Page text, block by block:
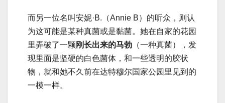
而另一位名叫安妮·B.（Annie B）的听众，则认
为这可能是某种真菌或是黏菌。她在自家的花园
里弄破了一颗刚长出来的马勃 （一种真菌），发
现里面是坚硬的白色菌体，和一些透明的胶状
物，就和她不久前在达特穆尔国家公园里见到的
一模一样。